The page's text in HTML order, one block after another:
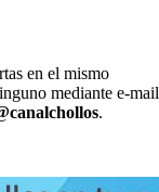
en el mismo
mediante e-mail
.